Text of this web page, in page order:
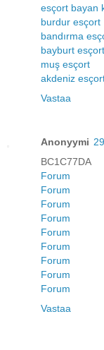
esçort bayan
burdur esçort
bandırma
bayburt esçort
muş esçort
akdeniz
Vastaa
Anonyymi
BC1C77DA
Forum
Forum
Forum
Forum
Forum
Forum
Forum
Forum
Forum
Vastaa